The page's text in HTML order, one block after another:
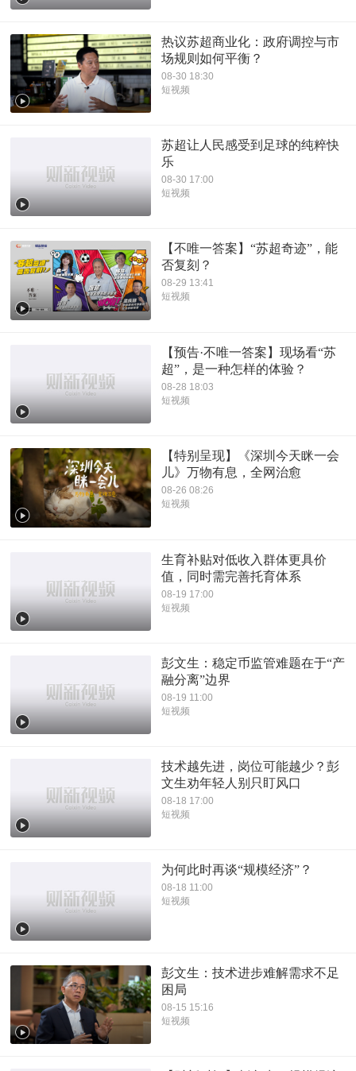
热议苏超商业化：政府调控与市
场规则如何平衡？
08-30 18:30
短视频
苏超让人民感受到足球的纯粹快
乐
08-30 17:00
短视频
【不唯一答案】“苏超奇迹”，能
否复刻？
08-29 13:41
短视频
【预告·不唯一答案】现场看“苏
超”，是一种怎样的体验？
08-28 18:03
短视频
【特别呈现】《深圳今天眯一会
儿》万物有息，全网治愈
08-26 08:26
短视频
生育补贴对低收入群体更具价
值，同时需完善托育体系
08-19 17:00
短视频
彭文生：稳定币监管难题在于“产
融分离”边界
08-19 11:00
短视频
技术越先进，岗位可能越少？彭
文生劝年轻人别只盯风口
08-18 17:00
短视频
为何此时再谈“规模经济”？
08-18 11:00
短视频
彭文生：技术进步难解需求不足
困局
08-15 15:16
短视频